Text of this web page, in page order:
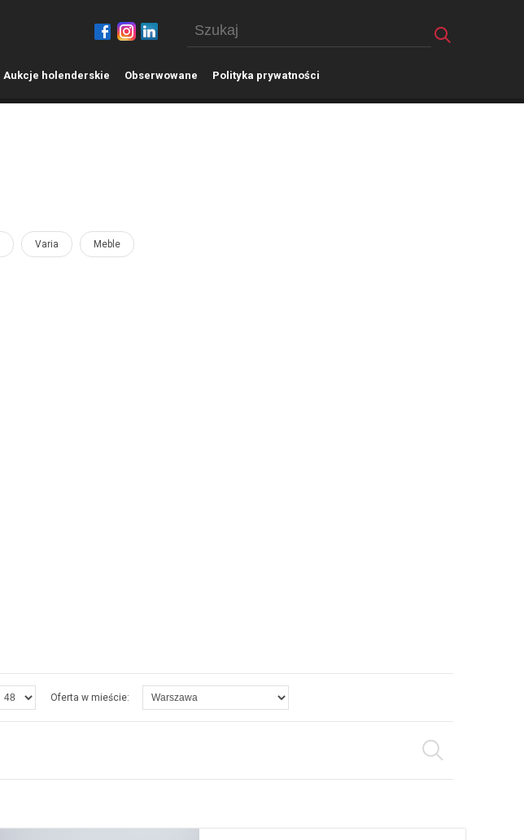
Aukcje holenderskie Obserwowane Polityka prywatności
Varia Meble
Oferta w mieście: